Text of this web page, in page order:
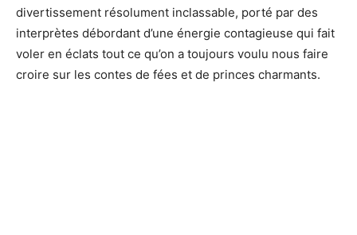
divertissement résolument inclassable, porté par des
interprètes débordant d’une énergie contagieuse qui fait
voler en éclats tout ce qu’on a toujours voulu nous faire
croire sur les contes de fées et de princes charmants.